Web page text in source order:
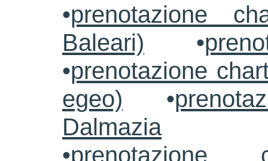
•prenotazione
Baleari) •
•prenotazione
egeo) •
Dalmazia
•prenotazione